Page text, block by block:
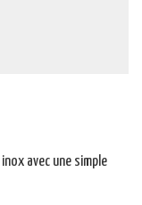
avec une simple